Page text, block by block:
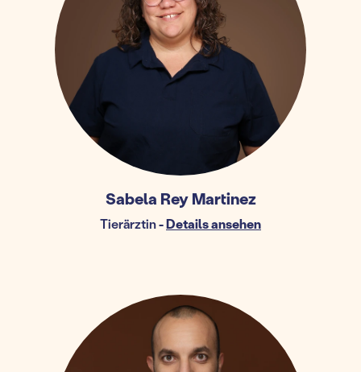
Sabela Rey Martinez
Tierärztin-Details ansehen